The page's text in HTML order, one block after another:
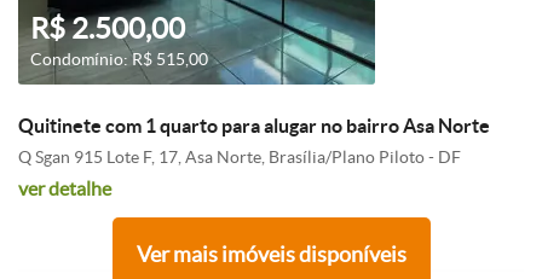
R$ 2.500,00
Condomínio: R$ 515,00
Quitinete com 1 quarto para alugar no bairro Asa Norte
Q Sgan 915 Lote F, 17, Asa Norte, Brasília/Plano Piloto - DF
ver detalhe
Ver mais imóveis disponíveis